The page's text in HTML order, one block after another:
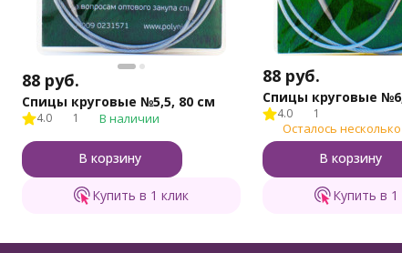
88 руб.
Спицы круговые №5,5, 80 см
4.0 1 В наличии
В корзину
Купить в 1 клик
88 руб.
Спицы круговые
4.0 1
Осталось
В корзину
Купить в 1